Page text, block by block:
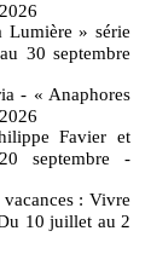
Lumière » série
30 septembre
- « Anaphores
Favier et
septembre
-
: Vivre
10 juillet au 2